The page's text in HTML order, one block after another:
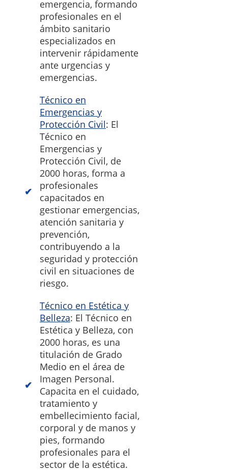
emergencia, formando
profesionales en el
ámbito sanitario
especializados en
intervenir rápidamente
ante urgencias y
emergencias.
Técnico en
Emergencias y
Protección Civil: El
Técnico en
Emergencias y
Protección Civil, de
2000 horas, forma a
profesionales
capacitados en
gestionar emergencias,
atención sanitaria y
prevención,
contribuyendo a la
seguridad y protección
civil en situaciones de
riesgo.
Técnico en Estética y
Belleza: El Técnico en
Estética y Belleza, con
2000 horas, es una
titulación de Grado
Medio en el área de
Imagen Personal.
Capacita en el cuidado,
tratamiento y
embellecimiento facial,
corporal y de manos y
pies, formando
profesionales para el
sector de la estética.